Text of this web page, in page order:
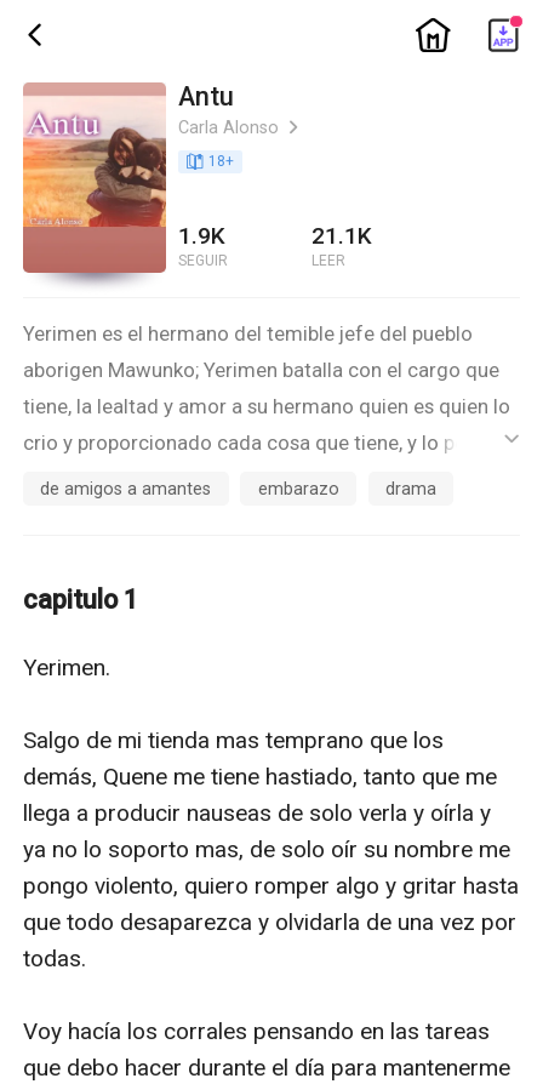
ic_back ic_home
Antu
Carla Alonso ic_arrow_right
book_age 18+
1.9K
SEGUIR
21.1K
LEER
Yerimen es el hermano del temible jefe del pueblo
aborigen Mawunko; Yerimen batalla con el cargo que
tiene, la lealtad y amor a su hermano quien es quien lo
crio y proporcionado cada cosa que tiene, y lo peor,
batalla con el amor hacia una mujer que esta muy lejos
ser feliz o sigue obedeciendo a su hermano aun
ic_default
de amigos a amantes embarazo drama
capitulo 1
Yerimen.
Salgo de mi tienda mas temprano que los
demás, Quene me tiene hastiado, tanto que me
llega a producir nauseas de solo verla y oírla y
ya no lo soporto mas, de solo oír su nombre me
pongo violento, quiero romper algo y gritar hasta
que todo desaparezca y olvidarla de una vez por
todas.
Voy hacía los corrales pensando en las tareas
que debo hacer durante el día para mantenerme